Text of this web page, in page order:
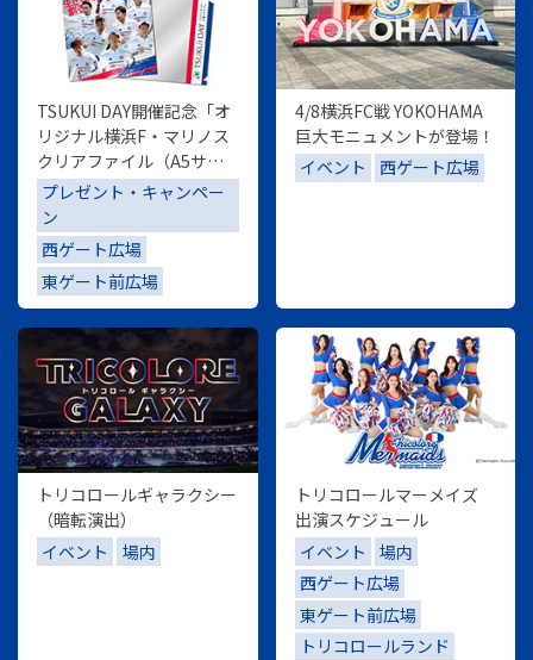
TSUKUI DAY開催記念「オ
リジナル横浜F・マリノス
クリアファイル（A5サイ
ズ）」を先着20,000名様
にプレゼント
プレゼント・キャンペー
ン
西ゲート広場
東ゲート前広場
4/8横浜FC戦 YOKOHAMA
巨大モニュメントが登場！
イベント
西ゲート広場
トリコロールギャラクシー
（暗転演出）
イベント
場内
トリコロールマーメイズ
出演スケジュール
イベント
場内
西ゲート広場
東ゲート前広場
トリコロールランド